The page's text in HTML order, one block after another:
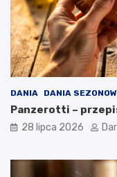
DANIA DANIA
Panzerotti –
28 lipca 2026